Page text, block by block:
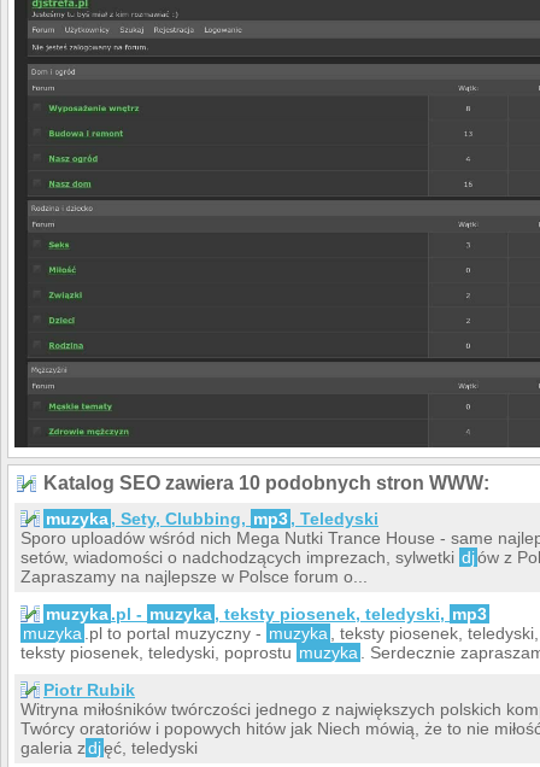
Katalog SEO zawiera 10 podobnych stron WWW:
muzyka, Sety, Clubbing, mp3, Teledyski
Sporo uploadów wśród nich Mega Nutki Trance House - same
setów, wiadomości o nadchodzących imprezach, sylwetki djów z
Zapraszamy na najlepsze w Polsce forum o...
muzyka.pl - muzyka, teksty piosenek, teledyski, mp3
muzyka .pl to portal muzyczny - muzyka
, teksty piosenek,
teksty piosenek, teledyski, poprostu muzyka
. Serdecznie
Piotr Rubik
Witryna miłośników twórczości jednego z największych polskich
Twórcy oratoriów i popowych hitów jak Niech mówią, że to nie
galeria zdjęć, teledyski